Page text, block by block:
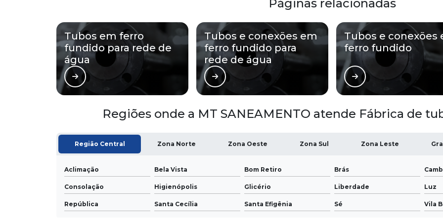
Páginas relacionadas
Tubos em ferro
fundido para rede de
água
Tubos e conexões em
ferro fundido para
rede de água
Tubos e conexões
ferro fundido
Regiões onde a MT SANEAMENTO atende Fábrica de
Região Central Zona Norte Zona Oeste Zona Sul Zona Leste
Aclimação Bela Vista Bom Retiro Brás
Consolação Higienópolis Glicério Liberdade Luz
República Santa Cecília Santa Efigênia Sé Vila